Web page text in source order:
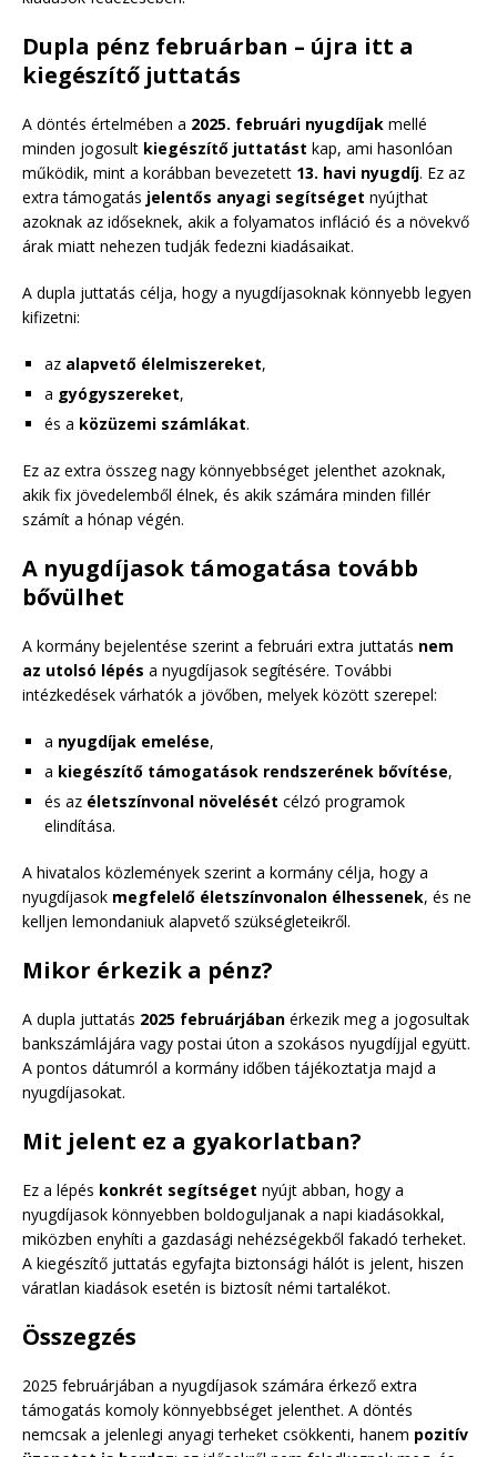
Dupla pénz februárban – újra itt a
kiegészítő juttatás
A döntés értelmében a 2025. februári nyugdíjak mellé
minden jogosult kiegészítő juttatást kap, ami hasonlóan
működik, mint a korábban bevezetett 13. havi nyugdíj. Ez az
extra támogatás jelentős anyagi segítséget nyújthat
azoknak az időseknek, akik a folyamatos infláció és a növekvő
árak miatt nehezen tudják fedezni kiadásaikat.
A dupla juttatás célja, hogy a nyugdíjasoknak könnyebb legyen
kifizetni:
az alapvető élelmiszereket,
a gyógyszereket,
és a közüzemi számlákat.
Ez az extra összeg nagy könnyebbséget jelenthet azoknak,
akik fix jövedelemből élnek, és akik számára minden fillér
számít a hónap végén.
A nyugdíjasok támogatása tovább
bővülhet
A kormány bejelentése szerint a februári extra juttatás nem
az utolsó lépés a nyugdíjasok segítésére. További
intézkedések várhatók a jövőben, melyek között szerepel:
a nyugdíjak emelése,
a kiegészítő támogatások rendszerének bővítése,
és az életszínvonal növelését célzó programok
elindítása.
A hivatalos közlemények szerint a kormány célja, hogy a
nyugdíjasok megfelelő életszínvonalon élhessenek, és ne
kelljen lemondaniuk alapvető szükségleteikről.
Mikor érkezik a pénz?
A dupla juttatás 2025 februárjában érkezik meg a jogosultak
bankszámlájára vagy postai úton a szokásos nyugdíjjal együtt.
A pontos dátumról a kormány időben tájékoztatja majd a
nyugdíjasokat.
Mit jelent ez a gyakorlatban?
Ez a lépés konkrét segítséget nyújt abban, hogy a
nyugdíjasok könnyebben boldoguljanak a napi kiadásokkal,
miközben enyhíti a gazdasági nehézségekből fakadó terheket.
A kiegészítő juttatás egyfajta biztonsági hálót is jelent, hiszen
váratlan kiadások esetén is biztosít némi tartalékot.
Összegzés
2025 februárjában a nyugdíjasok számára érkező extra
támogatás komoly könnyebbséget jelenthet. A döntés
nemcsak a jelenlegi anyagi terheket csökkenti, hanem pozitív